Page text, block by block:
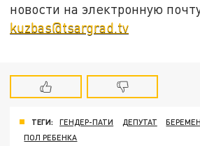
новости на электронную
kuzbas@tsargrad.tv
ТЕГИ: ГЕНДЕР-ПАТИ ДЕПУТАТ
ПОЛ РЕБЕНКА